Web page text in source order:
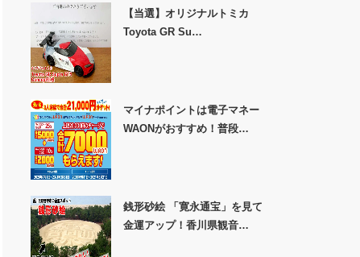
【当選】オリジナルトミカ
Toyota GR Su…
マイナポイントは電子マネー
WAONがおすすめ！普段…
銭形砂絵 「寛永通宝」を見て
金運アップ！香川県観音…